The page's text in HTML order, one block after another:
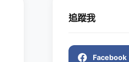
追蹤我
Facebook